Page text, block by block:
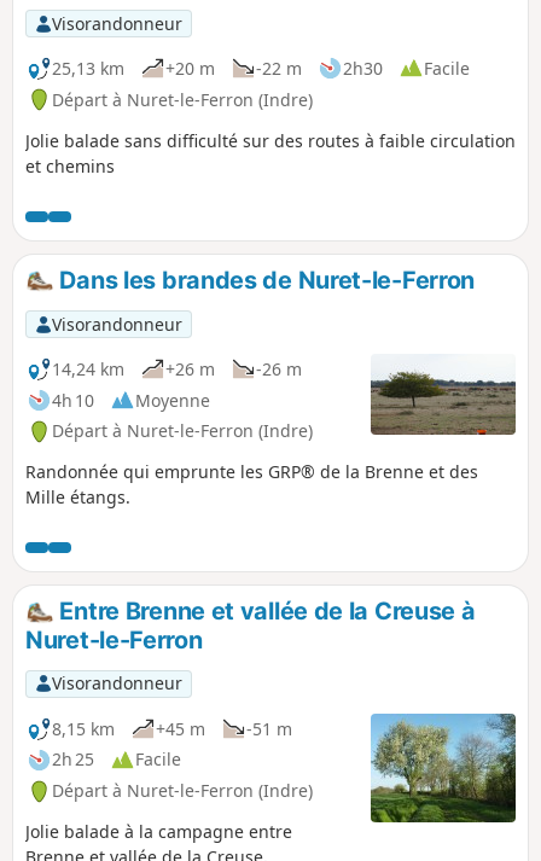
Visorandonneur
25,13 km
+20 m -22 m 2h30
Facile
Départ à Nuret-le-Ferron (Indre)
Jolie balade sans difficulté sur des routes à faible circulation
et chemins
Dans les brandes de Nuret-le-Ferron
Visorandonneur
14,24 km
+26 m
-26 m
4h 10
Moyenne
Départ à Nuret-le-Ferron (Indre)
Randonnée qui emprunte les GRP® de la Brenne et des
Mille étangs.
Entre Brenne et vallée de la Creuse à
Nuret-le-Ferron
Visorandonneur
8,15 km
+45 m
-51 m
2h 25
Facile
Départ à Nuret-le-Ferron (Indre)
Jolie balade à la campagne entre